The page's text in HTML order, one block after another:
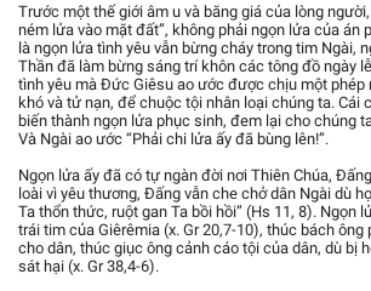
Trước một thế giới âm u và băng giá của lòng
ném lửa vào mặt đất”, không phải ngọn lửa của án
là ngọn lửa tình yêu vẫn bừng cháy trong tim Ngài,
Thần đã làm bừng sáng trí khôn các tông đồ ngày
tình yêu mà Đức Giêsu ao ước được chịu một phép
khó và tử nạn, để chuộc tội nhân loại chúng ta. Cái
biến thành ngọn lửa phục sinh, đem lại cho chúng
Và Ngài ao ước “Phải chi lửa ấy đã bùng lên!”.
Ngọn lửa ấy đã có tự ngàn đời nơi Thiên Chúa,
loài vì yêu thương, Đấng vẫn che chở dân Ngài dù
Ta thổn thức, ruột gan Ta bồi hồi” (Hs 11, 8). Ngọn
trái tim của Giêrêmia (x. Gr 20,7-10), thúc bách ông
cho dân, thúc giục ông cảnh cáo tội của dân, dù bị
sát hại (x. Gr 38,4-6).